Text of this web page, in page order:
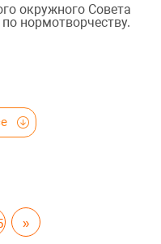
окружного Совета
нормотворчеству.
»